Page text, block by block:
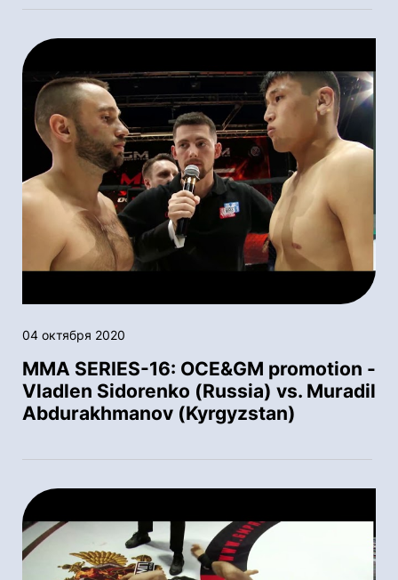
04 октября 2020
MMA SERIES-16: OСE&GM promotion -
Vladlen Sidorenko (Russia) vs. Muradil
Abdurakhmanov (Kyrgyzstan)